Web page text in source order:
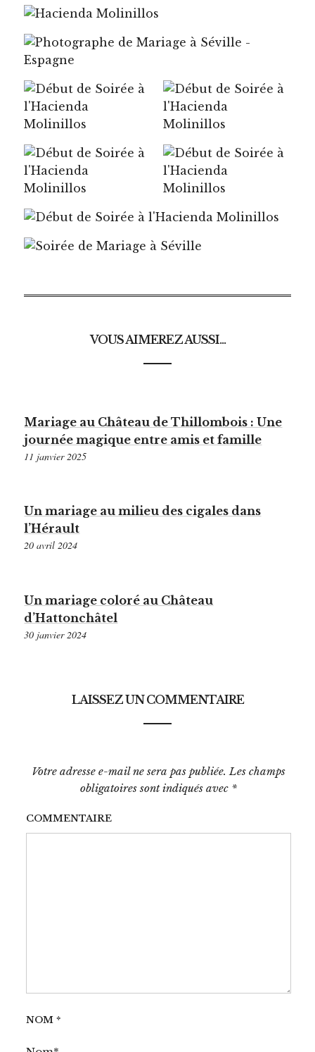
VOUS AIMEREZ AUSSI...
Mariage au Château de Thillombois : Une
journée magique entre amis et famille
11 janvier 2025
Un mariage au milieu des cigales dans
l’Hérault
20 avril 2024
Un mariage coloré au Château
d’Hattonchâtel
30 janvier 2024
LAISSEZ UN COMMENTAIRE
Votre adresse e-mail ne sera pas publiée. Les champs
obligatoires sont indiqués avec *
COMMENTAIRE
NOM*